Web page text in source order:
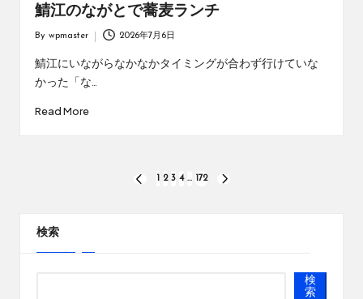
鯖江のながとで蕎麦ランチ
by
By wpmaster 2026年7月6日
鯖江にいながらなかなかタイミングが合わず行けていな
かった「な…
Read More
の
PREVIOUS
1 2 3 4 … 172
検索
検
索